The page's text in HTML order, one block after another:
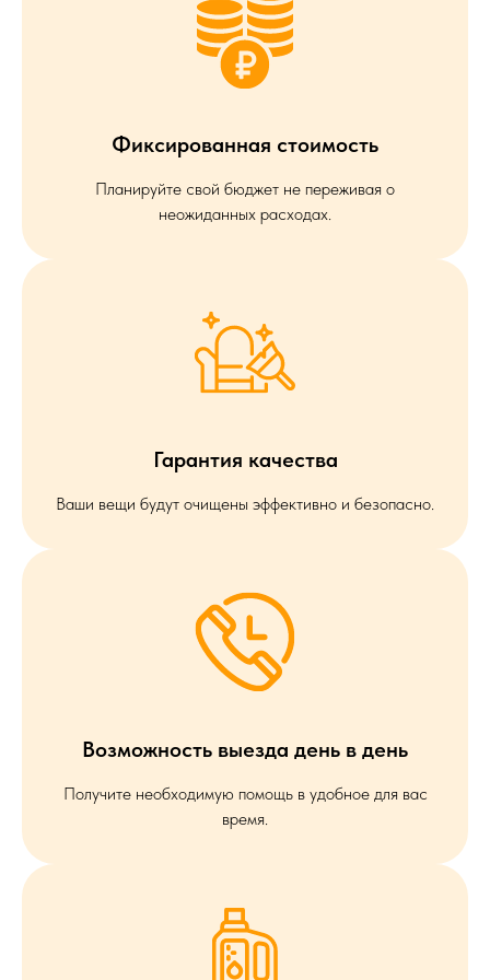
Фиксированная стоимость
Планируйте свой бюджет не переживая о
неожиданных расходах.
Гарантия качества
Ваши вещи будут очищены эффективно и безопасно.
Возможность выезда день в день
Получите необходимую помощь в удобное для вас
время.